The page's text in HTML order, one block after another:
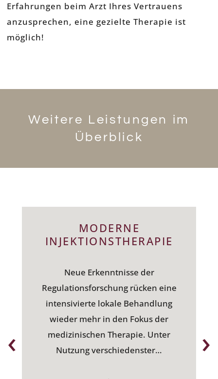
Erfahrungen beim Arzt Ihres Vertrauens
anzusprechen, eine gezielte Therapie ist
möglich!
Weitere Leistungen im
Überblick
MODERNE
INJEKTIONSTHERAPIE
Neue Erkenntnisse der
Regulationsforschung rücken eine
intensivierte lokale Behandlung
wieder mehr in den Fokus der
medizinischen Therapie. Unter
Nutzung verschiedenster…
‹ ›